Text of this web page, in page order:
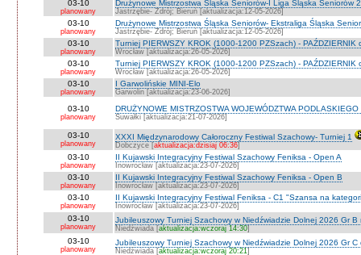
03-10
planowany
Drużynowe Mistrzostwa Śląska Seniorów-I Liga Śląska Seniorów
Jastrzębie- Zdrój; Bieruń [aktualizacja:12-05-2026]
03-10
planowany
Drużynowe Mistrzostwa Śląska Seniorów- Ekstraliga Śląska
Jastrzębie- Zdrój; Bieruń [aktualizacja:12-05-2026]
03-10
planowany
Turniej PIERWSZY KROK (1000-1200 PZSzach) - PAŹDZIERNIK
Wrocław [aktualizacja:26-05-2026]
03-10
planowany
Turniej PIERWSZY KROK (1000-1200 PZSzach) - PAŹDZIERNIK
Wrocław [aktualizacja:26-05-2026]
03-10
planowany
I Garwolińskie MINI-Elo
Garwolin [aktualizacja:23-06-2026]
03-10
planowany
DRUŻYNOWE MISTRZOSTWA WOJEWÓDZTWA
Suwałki [aktualizacja:21-07-2026]
03-10
planowany
XXXI Międzynarodowy Całoroczny Festiwal Szachowy- Turniej 1
Dobczyce [aktualizacja:dzisiaj 06:36]
03-10
planowany
II Kujawski Integracyjny Festiwal Szachowy Feniksa - Open A
Inowrocław [aktualizacja:23-07-2026]
03-10
planowany
II Kujawski Integracyjny Festiwal Szachowy Feniksa - Open B
Inowrocław [aktualizacja:23-07-2026]
03-10
planowany
II Kujawski Integracyjny Festiwal Feniksa - C1 "Szansa na
Inowrocław [aktualizacja:23-07-2026]
03-10
planowany
Jubileuszowy Turniej Szachowy w Niedźwiadzie Dolnej 2026 Gr
Niedźwiada [aktualizacja:wczoraj 14:30]
03-10
planowany
Jubileuszowy Turniej Szachowy w Niedźwiadzie Dolnej 2026 Gr
Niedźwiada [aktualizacja:wczoraj 20:21]